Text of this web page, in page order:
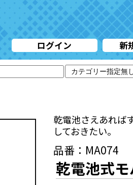
ログイン 新
乾電池さえあれば
しておきたい。
品番：MA074
乾電池式